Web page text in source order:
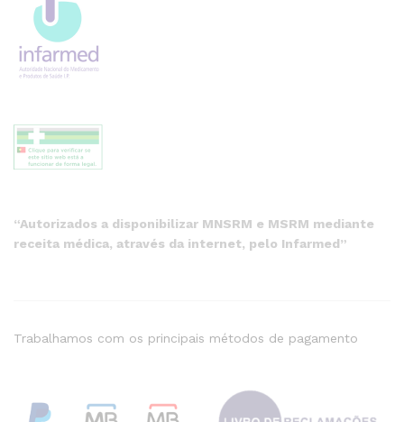
“Autorizados a disponibilizar MNSRM e MSRM mediante
receita médica, através da internet, pelo Infarmed”
Trabalhamos com os principais métodos de pagamento